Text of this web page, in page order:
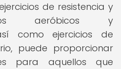
de resistencia y
aeróbicos y
como ejercicios de
puede proporcionar
para aquellos que